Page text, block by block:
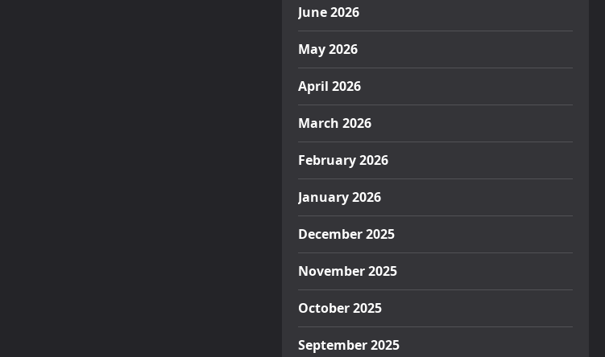
June 2026
May 2026
April 2026
March 2026
February 2026
January 2026
December 2025
November 2025
October 2025
September 2025